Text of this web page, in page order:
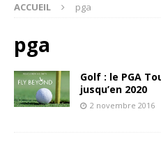
ACCUEIL pga
pga
Golf : le PGA
jusqu’en 2020
2 novembre 2016